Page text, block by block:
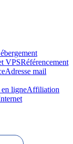
VPSRéférencement
Adresse mail
en ligneAffiliation